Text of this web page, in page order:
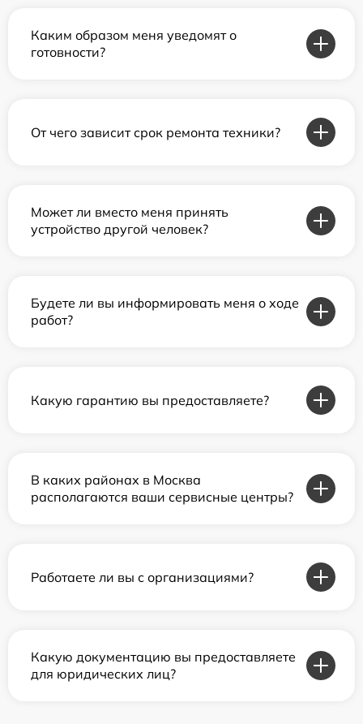
Каким образом меня уведомят о
готовности?
От чего зависит срок ремонта техники?
Может ли вместо меня принять
устройство другой человек?
Будете ли вы информировать меня о ходе
работ?
Какую гарантию вы предоставляете?
В каких районах в Москва
располагаются ваши сервисные центры?
Работаете ли вы с организациями?
Какую документацию вы предоставляете
для юридических лиц?